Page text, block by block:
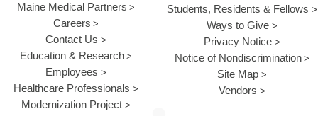
Maine Medical Partners
Careers
Contact Us
Education & Research
Employees
Healthcare Professionals
Modernization Project
Students, Residents & Fellows
Ways to Give
Privacy Notice
Notice of Nondiscrimination
Site Map
Vendors